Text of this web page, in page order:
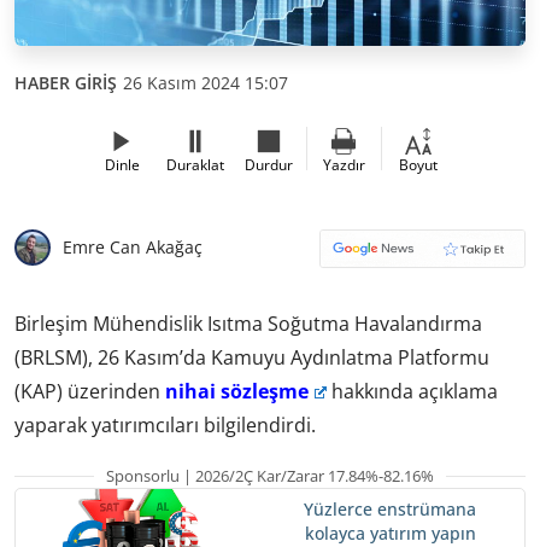
HABER GİRİŞ 26 Kasım 2024 15:07
Dinle Duraklat Durdur Yazdır Boyut
Emre Can Akağaç
Birleşim Mühendislik Isıtma Soğutma Havalandırma
(BRLSM), 26 Kasım’da Kamuyu Aydınlatma Platformu
(KAP) üzerinden nihai sözleşme
hakkında açıklama
yaparak yatırımcıları bilgilendirdi.
Sponsorlu | 2026/2Ç Kar/Zarar 17.84%-82.16%
Yüzlerce enstrümana
kolayca yatırım yapın